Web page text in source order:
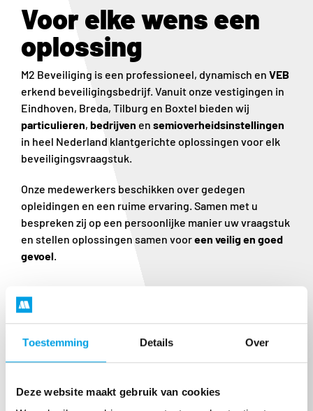
Toestemming Details Over
Deze website maakt gebruik van cookies
Voor elke wens een
oplossing
M2 Beveiliging is een professioneel, dynamisch en VEB
erkend beveiligingsbedrijf. Vanuit onze vestigingen in
Eindhoven, Breda, Tilburg en Boxtel bieden wij
particulieren, bedrijven en semioverheidsinstellingen
in heel Nederland klantgerichte oplossingen voor elk
beveiligingsvraagstuk.
Onze medewerkers beschikken over gedegen
opleidingen en een ruime ervaring. Samen met u
bespreken zij op een persoonlijke manier uw vraagstuk
en stellen oplossingen samen vooreen veilig en goed
gevoel.